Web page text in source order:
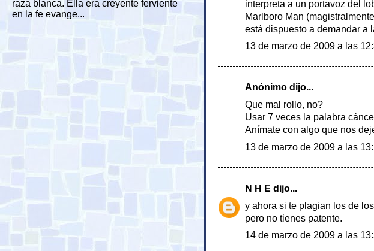
interpreta a un portavoz del
Marlboro Man
está dispuesto a demandar a
13 de marzo de 2009 a las
Anónimo dijo...
Que mal rollo, no?
Usar 7 veces la palabra
Anímate con algo que nos
13 de marzo de 2009 a las
N H E dijo...
y ahora si te plagian los de
pero no tienes patente.
14 de marzo de 2009 a las
raza blanca. Ella era creyente ferviente
en la fe evange...